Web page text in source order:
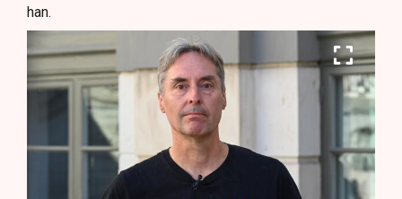
han.